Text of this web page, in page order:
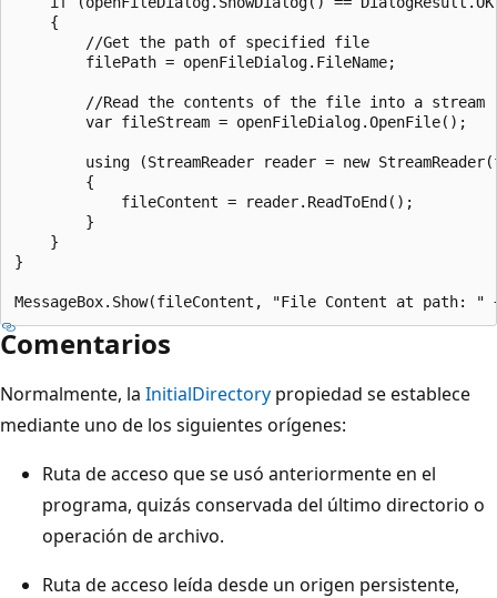
    {
        //Get the path of specified file
        filePath = openFileDialog.FileName;
        //Read the contents of the file into a stream
        var fileStream = openFileDialog.OpenFile();
using (StreamReader reader = new
        {
            fileContent = reader.ReadToEnd();
        }
    }
}
Comentarios
Normalmente, la InitialDirectory propiedad se establece
mediante uno de los siguientes orígenes:
Ruta de acceso que se usó anteriormente en el
programa, quizás conservada del último directorio o
operación de archivo.
Ruta de acceso leída desde un origen persistente,